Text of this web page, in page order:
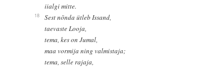
iialgi mitte.
18
Sest nõnda ütleb Issand,
taevaste Looja,
tema, kes on Jumal,
maa vormija ning valmistaja;
tema, selle rajaja,